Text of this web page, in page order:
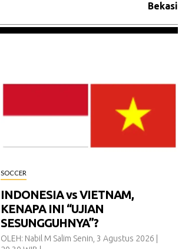
Bekasi
SOCCER
INDONESIA vs VIETNAM,
KENAPA INI “UJIAN
SESUNGGUHNYA”?
OLEH: Nabil M Salim Senin, 3 Agustus 2026 |